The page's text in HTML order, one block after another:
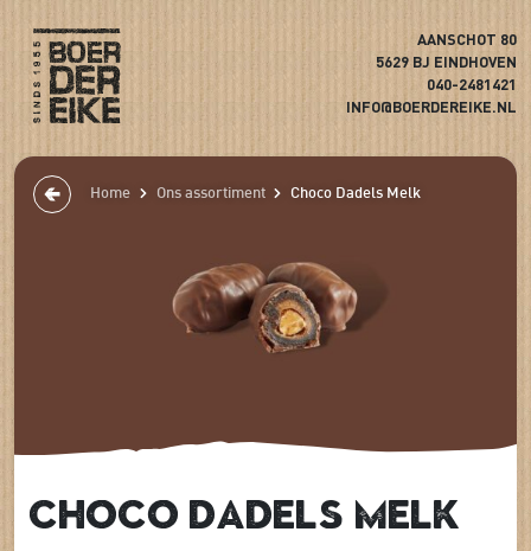
AANSCHOT 80
5629 BJ EINDHOVEN
040-2481421
INFO@BOERDEREIKE.NL
Home Ons assortiment Choco Dadels Melk
Choco Dadels Melk